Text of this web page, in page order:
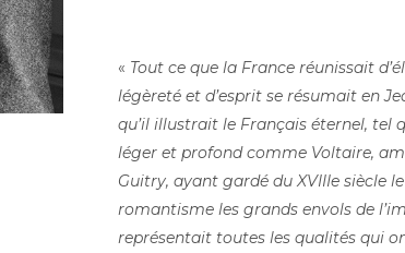
« Tout ce que la France réunissait
légèreté et d’esprit se résumait en
qu’il illustrait le Français éternel, tel
léger et profond comme Voltaire,
Guitry, ayant gardé du XVIIIe siècle
romantisme les grands envols de
représentait toutes les qualités qui